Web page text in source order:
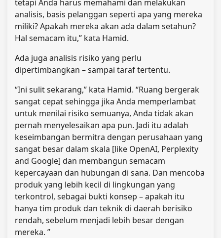
tetapi Anda harus memahami dan melakukan
analisis, basis pelanggan seperti apa yang mereka
miliki? Apakah mereka akan ada dalam setahun?
Hal semacam itu,” kata Hamid.
Ada juga analisis risiko yang perlu
dipertimbangkan – sampai taraf tertentu.
“Ini sulit sekarang,” kata Hamid. “Ruang bergerak
sangat cepat sehingga jika Anda memperlambat
untuk menilai risiko semuanya, Anda tidak akan
pernah menyelesaikan apa pun. Jadi itu adalah
keseimbangan bermitra dengan perusahaan yang
sangat besar dalam skala [like OpenAI, Perplexity
and Google] dan membangun semacam
kepercayaan dan hubungan di sana. Dan mencoba
produk yang lebih kecil di lingkungan yang
terkontrol, sebagai bukti konsep – apakah itu
hanya tim produk dan teknik di daerah berisiko
rendah, sebelum menjadi lebih besar dengan
mereka. ”